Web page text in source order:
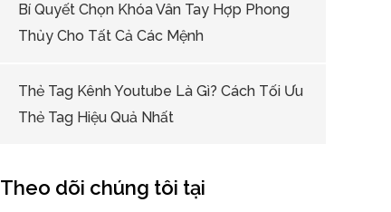
Bí Quyết Chọn Khóa Vân Tay Hợp Phong
Thủy Cho Tất Cả Các Mệnh
Thẻ Tag Kênh Youtube Là Gì? Cách Tối Ưu
Thẻ Tag Hiệu Quả Nhất
Theo dõi chúng tôi tại